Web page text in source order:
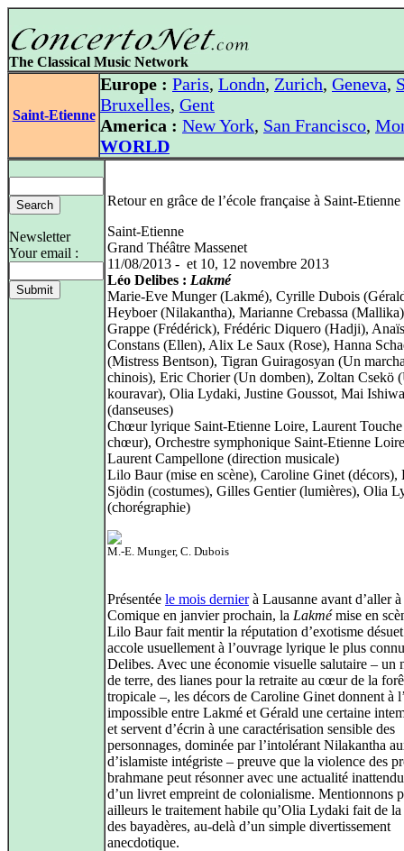
The Classical Music Network
Saint-Etienne
Europe : Paris, Londn, Zurich, Geneva,
Bruxelles, Gent
America : New York, San Francisco,
WORLD
Newsletter
Your email :
Retour en grâce de l’école française à Saint-Etienne
Saint-Etienne
Grand Théâtre Massenet
11/08/2013 - et 10, 12 novembre 2013
Léo Delibes : Lakmé
Marie-Eve Munger (Lakmé), Cyrille Dubois
Heyboer (Nilakantha), Marianne Crebassa
Grappe (Frédérick), Frédéric Diquero (Hadji), Anaïs
Constans (Ellen), Alix Le Saux (Rose), Hanna
(Mistress Bentson), Tigran Guiragosyan (Un
chinois), Eric Chorier (Un domben), Zoltan Csekö
kouravar), Olia Lydaki, Justine Goussot, Mai
(danseuses)
Chœur lyrique Saint-Etienne Loire, Laurent
chœur), Orchestre symphonique Saint-Etienne
Laurent Campellone (direction musicale)
Lilo Baur (mise en scène), Caroline Ginet (décors),
Sjödin (costumes), Gilles Gentier (lumières), Olia
(chorégraphie)
M.-E. Munger, C. Dubois
Présentée le mois dernierà Lausanne avant d’aller à
Comique en janvier prochain, la Lakmémise en
Lilo Baur fait mentir la réputation d’exotisme
accole usuellement à l’ouvrage lyrique le plus
Delibes. Avec une économie visuelle salutaire – un
de terre, des lianes pour la retraite au cœur de la
tropicale –, les décors de Caroline Ginet donnent à
impossible entre Lakmé et Gérald une certaine
et servent d’écrin à une caractérisation sensible des
personnages, dominée par l’intolérant Nilakantha
d’islamiste intégriste – preuve que la violence des
brahmane peut résonner avec une actualité
d’un livret empreint de colonialisme. Mentionnons
ailleurs le traitement habile qu’Olia Lydaki fait de la
des bayadères, au-delà d’un simple divertissement
anecdotique.